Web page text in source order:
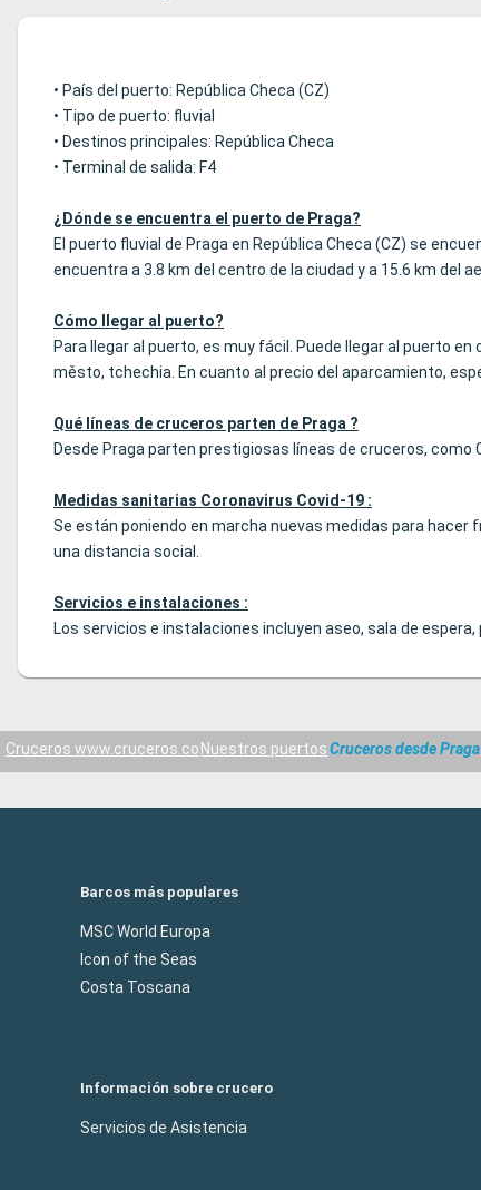
• País del puerto: República Checa (CZ)
• Tipo de puerto: fluvial
• Destinos principales: República Checa
• Terminal de salida: F4
¿Dónde se encuentra el puerto de Praga?
El puerto fluvial de Praga en República Checa (CZ) se
encuentra a 3.8 km del centro de la ciudad y a 15.6 km del
Cómo llegar al puerto?
Para llegar al puerto, es muy fácil. Puede llegar al puerto
město, tchechia. En cuanto al precio del aparcamiento,
Qué líneas de cruceros parten de Praga ?
Desde Praga parten prestigiosas líneas de cruceros, como
Medidas sanitarias Coronavirus Covid-19 :
Se están poniendo en marcha nuevas medidas para
una distancia social.
Servicios e instalaciones :
Los servicios e instalaciones incluyen aseo, sala de espera,
Cruceros www.cruceros.co Nuestros puertosCruceros desde Praga
Barcos más populares
MSC World Europa
Icon of the Seas
Costa Toscana
Información sobre crucero
Servicios de Asistencia